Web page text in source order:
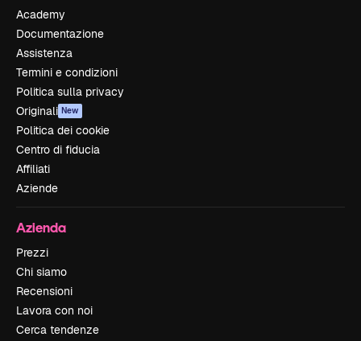
Academy
Documentazione
Assistenza
Termini e condizioni
Politica sulla privacy
Originali New
Politica dei cookie
Centro di fiducia
Affiliati
Aziende
Azienda
Prezzi
Chi siamo
Recensioni
Lavora con noi
Cerca tendenze